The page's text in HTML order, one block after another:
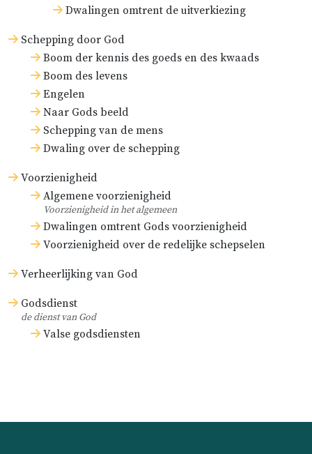
Dwalingen omtrent de uitverkiezing
Schepping door God
Boom der kennis des goeds en des kwaads
Boom des levens
Engelen
Naar Gods beeld
Schepping van de mens
Dwaling over de schepping
Voorzienigheid
Algemene voorzienigheid
Voorzienigheid in het algemeen
Dwalingen omtrent Gods voorzienigheid
Voorzienigheid over de redelijke schepselen
Verheerlijking van God
Godsdienst
de dienst van God
Valse godsdiensten